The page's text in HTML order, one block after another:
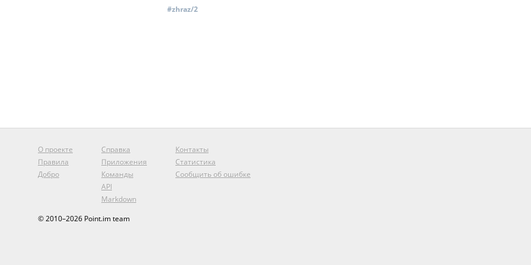
#zhraz/2
О проекте
Правила
Добро
Справка
Приложения
Команды
API
Markdown
Контакты
Статистика
Сообщить об ошибке
© 2010–2026 Point.im team